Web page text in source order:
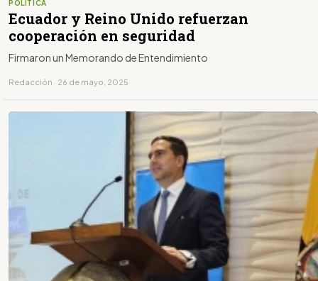
POLÍTICA
Ecuador y Reino Unido refuerzan
cooperación en seguridad
Firmaron un Memorando de Entendimiento
Redacción · 26 de mayo, 2025